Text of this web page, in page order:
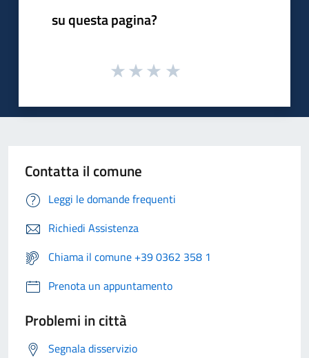
su questa pagina?
Contatta il comune
Leggi le domande frequenti
Richiedi Assistenza
Chiama il comune +39 0362 358 1
Prenota un appuntamento
Problemi in città
Segnala disservizio